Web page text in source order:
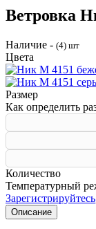
Ветровка
Наличие - (4)
Цвета
Размер
Как определить
Количество
Температурный
Зарегистрируйтесь
Описание